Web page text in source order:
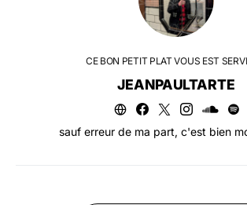
CE BON PETIT PLAT VOUS EST
JEANPAULTARTE
sauf erreur de ma part, c'est bien